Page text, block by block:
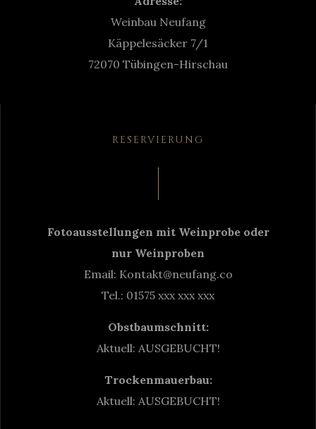
Weinbau Neufang
Käppelesäcker 7/1
72070 Tübingen-Hirschau
RESERVIERUNG
Fotoausstellungen mit Weinprobe oder
nur Weinproben
Email: Kontakt@neufang.co
Tel.: 01575 xxx xxx xxx
Obstbaumschnitt:
Aktuell: AUSGEBUCHT!
Trockenmauerbau:
Aktuell: AUSGEBUCHT!